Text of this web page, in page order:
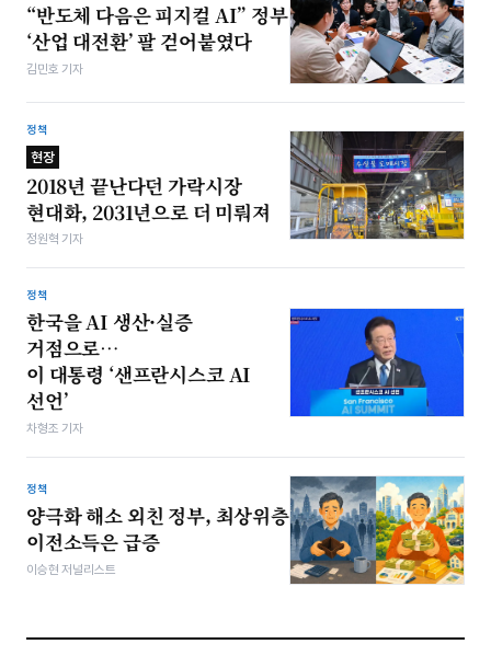
“반도체 다음은 피지컬 AI” 정부
‘산업 대전환’ 팔 걷어붙였다
김민호 기자
정책
현장
2018년 끝난다던 가락시장
현대화, 2031년으로 더 미뤄져
정원혁 기자
정책
한국을 AI 생산·실증
거점으로…
이 대통령 ‘샌프란시스코 AI
선언’
차형조 기자
정책
양극화 해소 외친 정부, 최상위층
이전소득은 급증
이승현 저널리스트